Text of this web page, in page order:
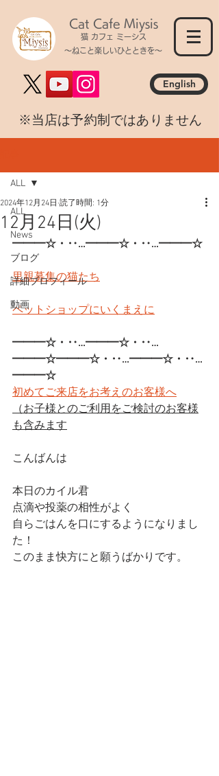
Cat Cafe Miysis
猫 カフェ ミーシス
～ねこと楽しいひとときを～
English
​※当店は予約制ではありません
ALL
News
ブログ
詳細プロフィール
動画
ALL
12月24日(火)
2024年12月24日 読了時間: 1分
━━━☆・‥…━━━☆・‥…━━━☆
里親募集の猫たち
ペットショップにいくまえに
━━━☆・‥…━━━☆・‥…
━━━☆━━━☆・‥…━━━☆・‥…
━━━☆
初めてご来店をお考えのお客様へ
（お子様とのご利用をご検討のお客様
も含みます
こんばんは
本日のカイル君
点滴や投薬の相性がよく
自らごはんを口にするようになりまし
た！
このまま快方にと願うばかりです。